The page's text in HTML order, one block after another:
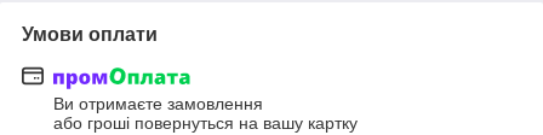
Умови оплати
Ви отримаєте замовлення
або гроші повернуться на вашу картку